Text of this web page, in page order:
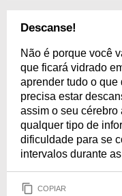
Descanse!
Não é porque você
que ficará vidrado
aprender tudo o que
precisa estar
assim o seu
qualquer tipo de
dificuldade para se
intervalos durante
COPIAR